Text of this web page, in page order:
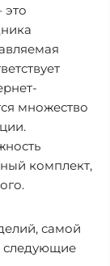
это
множество
комплект,
самой
следующие